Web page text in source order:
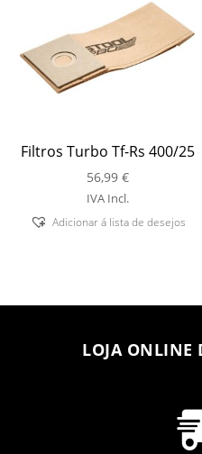
Filtros Turbo Tf-Rs 400/25
56,99 €
IVA Incl.
Adicionar á lista de desejos
LOJA ONLINE